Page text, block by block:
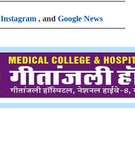
Instagram , and Google News